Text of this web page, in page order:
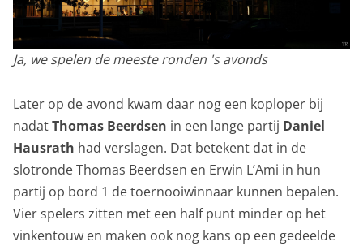
Ja, we spelen de meeste ronden 's avonds
Later op de avond kwam daar nog een koploper bij
nadatThomas Beerdsen in een lange partij Daniel
Hausrath had verslagen. Dat betekent dat in de
slotronde Thomas Beerdsen en Erwin L’Ami in hun
partij op bord 1 de toernooiwinnaar kunnen bepalen.
Vier spelers zitten met een half punt minder op het
vinkentouw en maken ook nog kans op een gedeelde